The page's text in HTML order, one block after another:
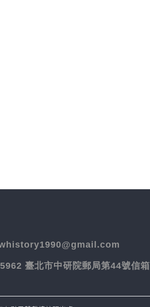
臺北市中研院郵局第44號信箱